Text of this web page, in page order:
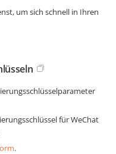
um sich schnell in Ihren
für WeChat
.